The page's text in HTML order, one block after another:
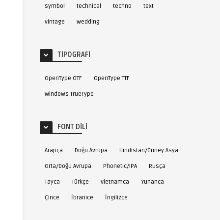
symbol technical techno text
vintage wedding
TIPOGRAFI
OpenType OTF OpenType TTF
Windows TrueType
FONT DILI
Arapça Doğu Avrupa Hindistan/Güney Asya
Orta/Doğu Avrupa Phonetic/IPA Rusça
Tayca Türkçe Vietnamca Yunanca
Çince İbranice İngilizce